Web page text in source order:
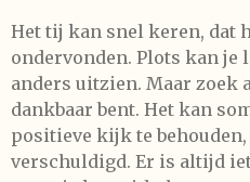
Het tij kan snel keren, dat
ondervonden. Plots kan je
anders uitzien. Maar zoek
dankbaar bent. Het kan
positieve kijk te
verschuldigd. Er is altijd